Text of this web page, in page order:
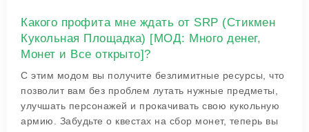
Какого профита мне ждать от SRP (Стикмен
Кукольная Площадка) [МОД: Много денег,
Монет и Все открыто]?
С этим модом вы получите безлимитные ресурсы, что
позволит вам без проблем лутать нужные предметы,
улучшать персонажей и прокачивать свою кукольную
армию. Забудьте о квестах на сбор монет, теперь вы